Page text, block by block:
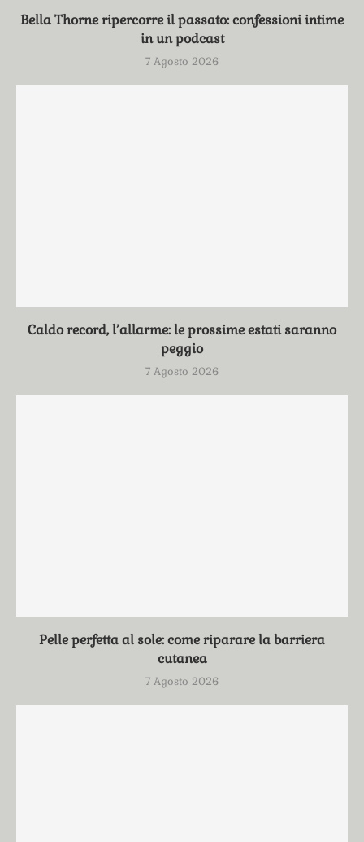
Bella Thorne ripercorre il passato: confessioni intime
in un podcast
7 Agosto 2026
Caldo record, l’allarme: le prossime estati saranno
peggio
7 Agosto 2026
Pelle perfetta al sole: come riparare la barriera
cutanea
7 Agosto 2026